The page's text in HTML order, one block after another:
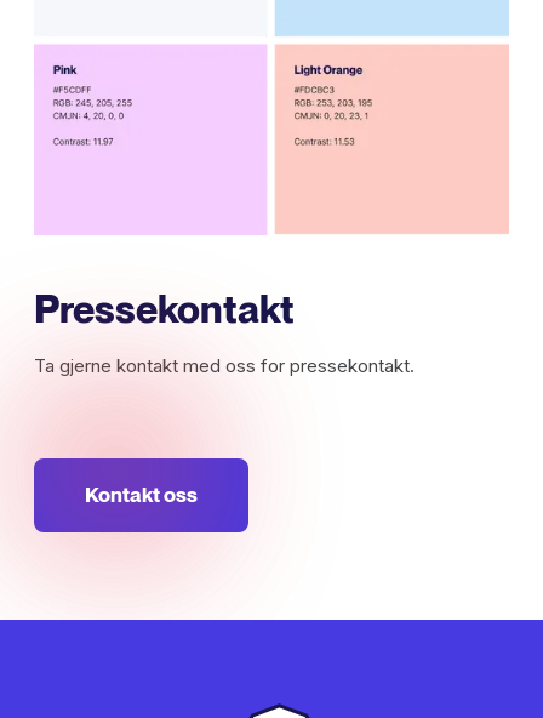
Pressekontakt
Ta gjerne kontakt med oss for pressekontakt.
Kontakt oss